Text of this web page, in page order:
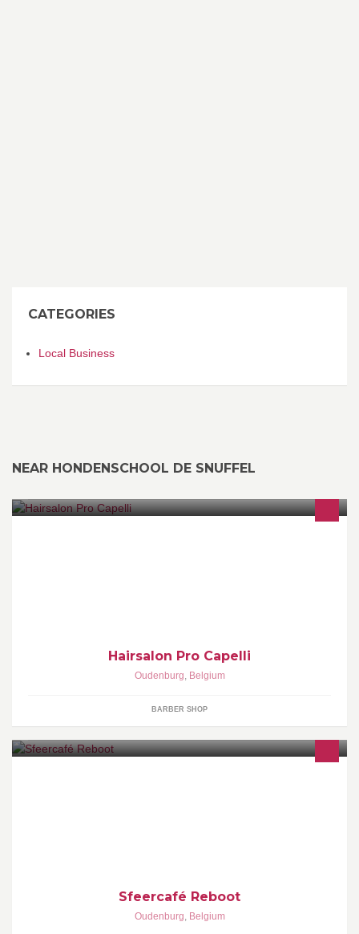
CATEGORIES
Local Business
NEAR HONDENSCHOOL DE SNUFFEL
Hairsalon Pro Capelli
Oudenburg, Belgium
BARBER SHOP
Sfeercafé Reboot
Oudenburg, Belgium